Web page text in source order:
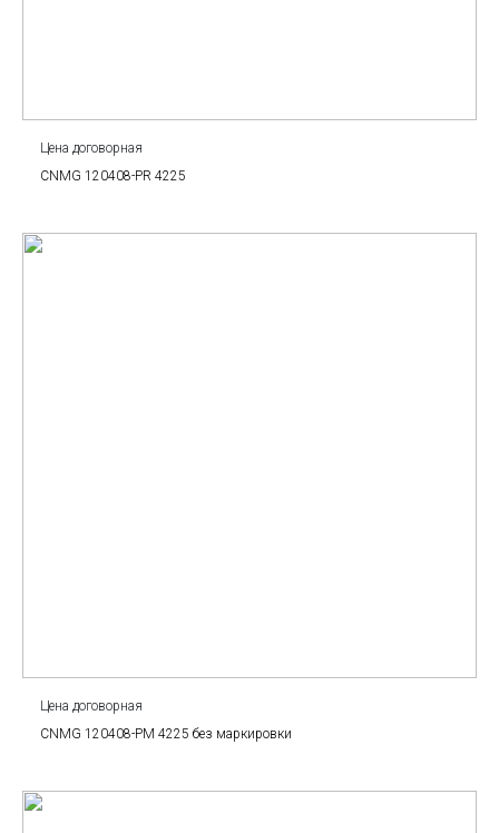
Цена договорная
CNMG 120408-PR 4225
Цена договорная
CNMG 120408-PM 4225 без маркировки